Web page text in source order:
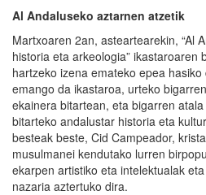
Al Andaluseko aztarnen atzetik
Martxoaren 2an, asteartearekin, “Al
historia eta arkeologia” ikastaroaren
hartzeko izena emateko epea
emango da ikastaroa, urteko
ekainera bitartean, eta bigarren
bitarteko andalustar historia eta
besteak beste, Cid Campeador,
musulmanei kendutako lurren
ekarpen artistiko eta intelektualak
nazaria aztertuko dira.